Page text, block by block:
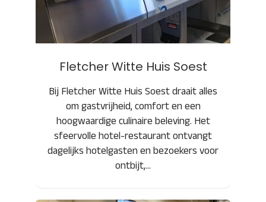
Fletcher Witte Huis Soest
Bij Fletcher Witte Huis Soest draait alles
om gastvrijheid, comfort en een
hoogwaardige culinaire beleving. Het
sfeervolle hotel-restaurant ontvangt
dagelijks hotelgasten en bezoekers voor
ontbijt,…